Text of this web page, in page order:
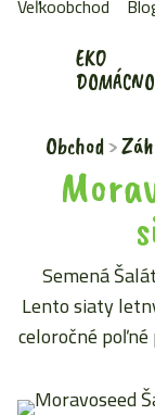
EKO
Veľkoobchod
Obchod
Semená
Lento siaty
celoročné